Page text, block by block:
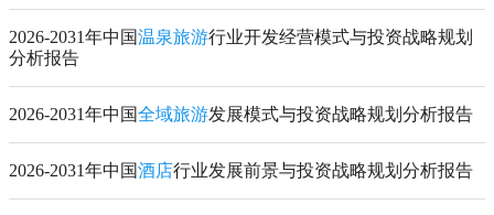
2026-2031年中国温泉旅游行业开发经营模式与投资战略规划
分析报告
2026-2031年中国全域旅游发展模式与投资战略规划分析报告
2026-2031年中国酒店行业发展前景与投资战略规划分析报告